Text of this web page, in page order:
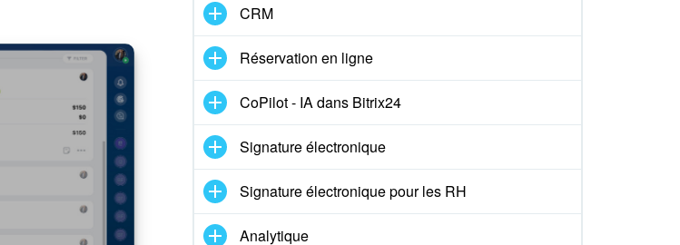
CRM
Réservation en ligne
CoPilot - IA dans Bitrix24
Signature électronique
Signature électronique pour les RH
Analytique